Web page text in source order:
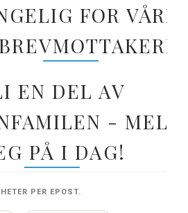
FOR VÅRE
EN DEL AV
- MELD
PÅ I DAG!
PER EPOST.